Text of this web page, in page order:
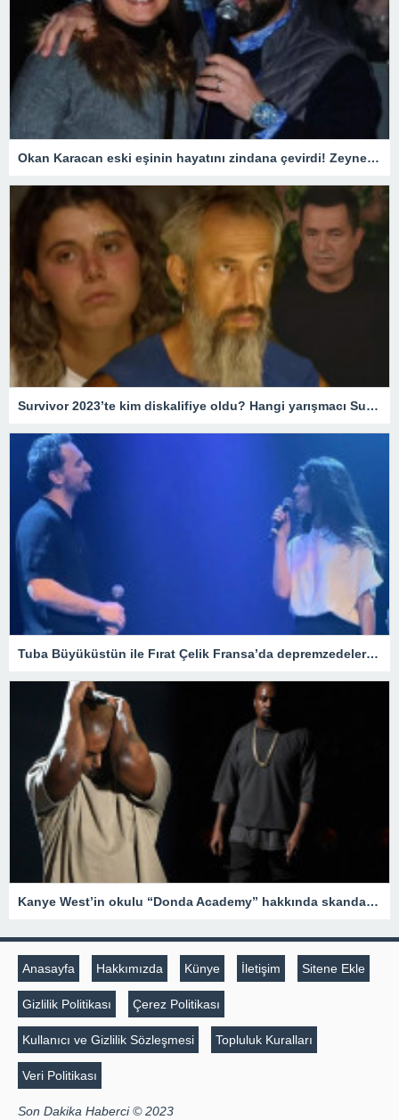
Okan Karacan eski eşinin hayatını zindana çevirdi! Zeynep Kadıoğlu savcılığa koştu: Beni tuzağa çekmeye çalışıyor
Survivor 2023’te kim diskalifiye oldu? Hangi yarışmacı Survivor’dan gönderildi? – Magazin Haberleri
Tuba Büyüküstün ile Fırat Çelik Fransa’da depremzedeler için yardım gecesi düzenledi
Kanye West’in okulu “Donda Academy” hakkında skandal iddialar – Son Dakika Magazin Haberleri
Anasayfa Hakkımızda Künye İletişim Sitene Ekle
Gizlilik Politikası Çerez Politikası
Kullanıcı ve Gizlilik Sözleşmesi Topluluk Kuralları
Veri Politikası
Son Dakika Haberci © 2023